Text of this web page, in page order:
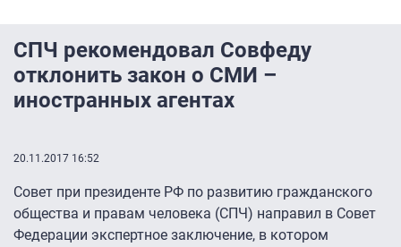
СПЧ рекомендовал Совфеду
отклонить закон о СМИ –
иностранных агентах
20.11.2017 16:52
Совет при президенте РФ по развитию гражданского
общества и правам человека (СПЧ) направил в Совет
Федерации экспертное заключение, в котором